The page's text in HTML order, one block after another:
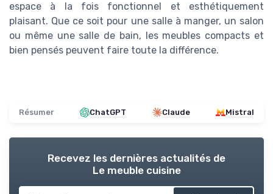
espace à la fois fonctionnel et esthétiquement
plaisant. Que ce soit pour une salle à manger, un salon
ou même une salle de bain, les meubles compacts et
bien pensés peuvent faire toute la différence.
Résumer ChatGPT Claude Mistral
Recevez les dernières actualités de
Le meuble cuisine